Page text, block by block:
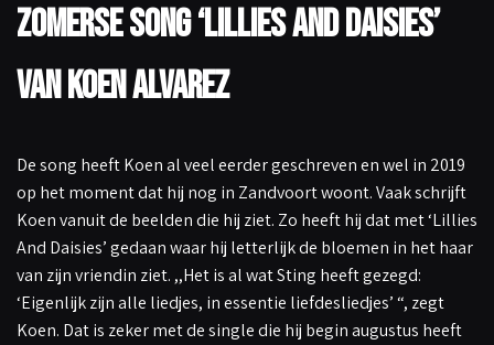
Zomerse song ‘Lillies And Daisies’
van Koen Alvarez
De song heeft Koen al veel eerder geschreven en wel in 2019
op het moment dat hij nog in Zandvoort woont. Vaak schrijft
Koen vanuit de beelden die hij ziet. Zo heeft hij dat met ‘Lillies
And Daisies’ gedaan waar hij letterlijk de bloemen in het haar
van zijn vriendin ziet. ,,Het is al wat Sting heeft gezegd:
‘Eigenlijk zijn alle liedjes, in essentie liefdesliedjes’ “, zegt
Koen. Dat is zeker met de single die hij begin augustus heeft